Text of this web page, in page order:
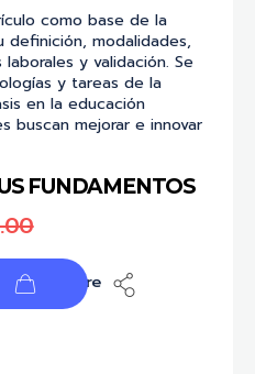
FUNDAMENTOS
como base de la
definición, modalidades,
y validación. Se
y tareas de la
en la educación
buscan mejorar e innovar
Share